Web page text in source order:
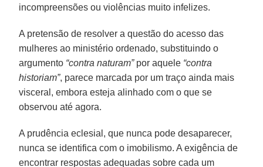
incompreensões ou violências muito infelizes.
A pretensão de resolver a questão do acesso das
mulheres ao ministério ordenado, substituindo o
argumento “contra naturam”por aquele “contra
historiam”, parece marcada por um traço ainda mais
visceral, embora esteja alinhado com o que se
observou até agora.
A prudência eclesial, que nunca pode desaparecer,
nunca se identifica com o imobilismo. A exigência de
encontrar respostas adequadas sobre cada um